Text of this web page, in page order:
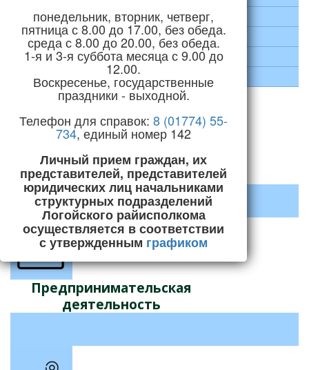
понедельник, вторник, четверг,
пятница с 8.00 до 17.00, без обеда.
среда с 8.00 до 20.00, без обеда.
1-я и 3-я суббота месяца с 9.00 до
12.00.
Воскресенье, государственные
праздники - выходной.
Телефон для справок:8 (01774) 55-
734, единый номер 142
Личный прием граждан, их
представителей, представителей
юридических лиц начальниками
структурных подразделений
Логойского райисполкома
осуществляется в соответствии
с утвержденным графиком
Руководство
Экономика
Социальная сфера
Строительство и ЖКХ
Декрет №3 «О содействии
занятости населения»
Предпринимательская
деятельность